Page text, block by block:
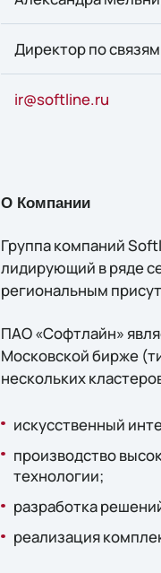
Директор по
ir@softline.ru
О Компании
Группа компаний
лидирующий в ряде
региональным
ПАО «Софтлайн»
Московской бирже
нескольких
искусственный
производство
технологии;
разработка
реализация